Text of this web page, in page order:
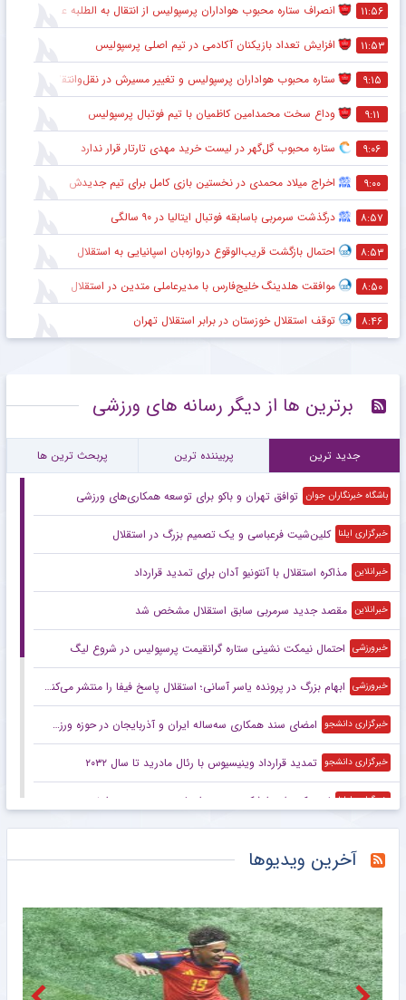
۱۱:۵۶ انصراف ستاره محبوب هواداران پرسپولیس از انتقال به الطلبه عراق
۱۱:۵۳ افزایش تعداد بازیکنان آکادمی در تیم اصلی پرسپولیس
۹:۱۵ ستاره محبوب هواداران پرسپولیس و تغییر مسیرش در نقل‌وانتقالات
۹:۱۱ وداع سخت محمدامین کاظمیان با تیم فوتبال پرسپولیس
۹:۰۶ ستاره محبوب گل‌گهر در لیست خرید مهدی تارتار قرار ندارد
۹:۰۰ اخراج میلاد محمدی در نخستین بازی کامل برای تیم جدیدش
۸:۵۷ درگذشت سرمربی باسابقه فوتبال ایتالیا در ۹۰ سالگی
۸:۵۳ احتمال بازگشت قریب‌الوقوع دروازه‌بان اسپانیایی به استقلال
۸:۵۰ موافقت هلدینگ خلیج‌فارس با مدیرعاملی متدین در استقلال
۸:۴۶ توقف استقلال خوزستان در برابر استقلال تهران
برترین ها از دیگر رسانه های ورزشی
جدید ترین پربیننده ترین پربحث ترین ها
باشگاه خبرنگاران جوان توافق تهران و باکو برای توسعه همکاری‌های ورزشی
خبرگزاری ایلنا کلین‌شیت فرعباسی و یک تصمیم بزرگ در استقلال
خبرانلاین مذاکره استقلال با آنتونیو آدان برای تمدید قرارداد
خبرانلاین مقصد جدید سرمربی سابق استقلال مشخص شد
خبرورزشی احتمال نیمکت نشینی ستاره گرانقیمت پرسپولیس در شروع لیگ
خبرورزشی ابهام بزرگ در پرونده یاسر آسانی؛ استقلال پاسخ فیفا را منتشر می‌کند؟
خبرگزاری دانشجو امضای سند همکاری سه‌ساله ایران و آذربایجان در حوزه ورزش و جوانان
خبرگزاری دانشجو تمدید قرارداد وینیسیوس با رئال مادرید تا سال ۲۰۳۲
خبرگزاری ایلنا لیدز رکوردش را شکست و دروازه‌بان منچسترسیتی را خرید
پرسپولیس در این پست بازیکن نمی‌خواهد
خبرورزشی ویدیو| استادیوم خاص و جدید عربستانی‌ها؛ آرامکو تابستان را زمستان می‌کند
خبرگزاری میزان توافق وزیر ورزش و همتای آذربایجانی برای گسترش همکاری‌ها با امضای سندی ۳ ساله
باشگاه خبرنگاران جوان از خروج مالدینی تا بازگشت دستیار سابق قلعه‌نویی به ایتالیا
آخرین ویدیوها